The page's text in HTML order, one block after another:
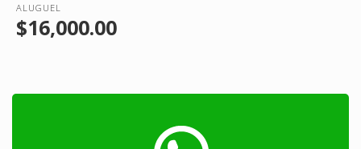
ALUGUEL
$16,000.00